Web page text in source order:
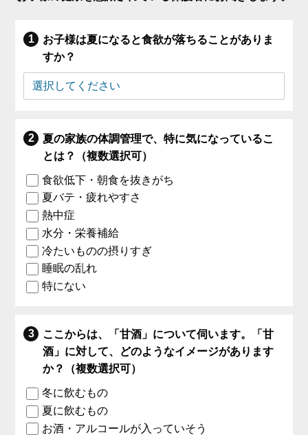
お子様は夏になると食欲が落ちることがありま
すか？
夏の家族の体調管理で、特に気になっているこ
とは？（複数選択可）
食欲低下・朝食を抜きがち
夏バテ・疲れやすさ
熱中症
水分・栄養補給
冷たいものの摂りすぎ
睡眠の乱れ
特にない
ここからは、「甘酒」について伺います。「甘
酒」に対して、どのようなイメージがあります
か？（複数選択可）
冬に飲むもの
夏に飲むもの
お酒・アルコールが入っていそう